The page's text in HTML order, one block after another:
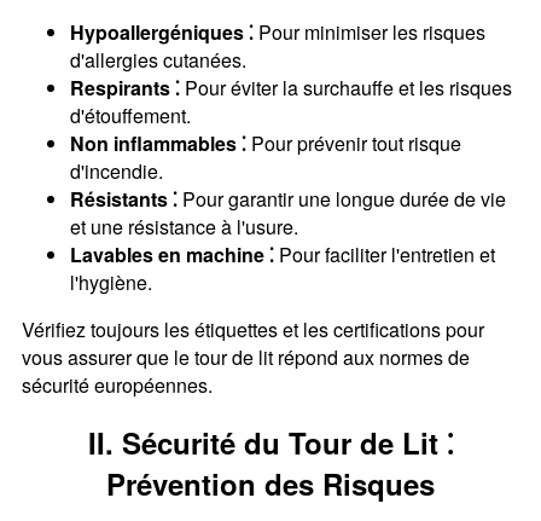
Hypoallergéniques ⁚Pour minimiser les risques
d'allergies cutanées.
Respirants ⁚Pour éviter la surchauffe et les risques
d'étouffement.
Non inflammables ⁚Pour prévenir tout risque
d'incendie.
Résistants ⁚Pour garantir une longue durée de vie
et une résistance à l'usure.
Lavables en machine ⁚Pour faciliter l'entretien et
l'hygiène.
Vérifiez toujours les étiquettes et les certifications pour
vous assurer que le tour de lit répond aux normes de
sécurité européennes.
II. Sécurité du Tour de Lit ⁚
Prévention des Risques